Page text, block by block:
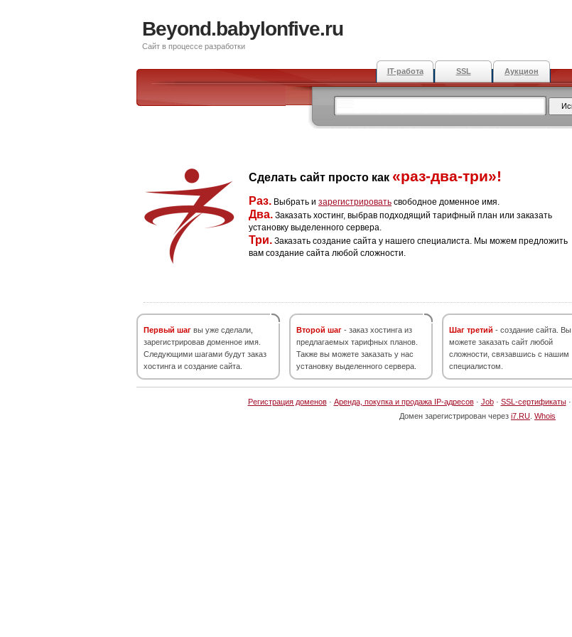
Beyond.babylonfive.ru
Сайт в процессе разработки
IT-работа SSL Аукцион
Сделать сайт просто как «раз-два-три»!
Раз. Выбрать и зарегистрировать свободное доменное имя.
Два. Заказать хостинг, выбрав подходящий тарифный план или заказать
установку выделенного сервера.
Три. Заказать создание сайта у нашего специалиста. Мы можем предложить
вам создание сайта любой сложности.
Первый шаг вы уже сделали,
зарегистрировав доменное имя.
Следующими шагами будут заказ
хостинга и создание сайта.
Второй шаг - заказ хостинга из
предлагаемых тарифных планов.
Также вы можете заказать у нас
установку выделенного сервера.
Шаг третий - создание сайта. Вы
можете заказать сайт любой
сложности, связавшись с нашим
специалистом.
Регистрация доменов· Аренда, покупка и продажа IP-адресов· Job· SSL-сертификаты·
Домен зарегистрирован через i7.RU Whois